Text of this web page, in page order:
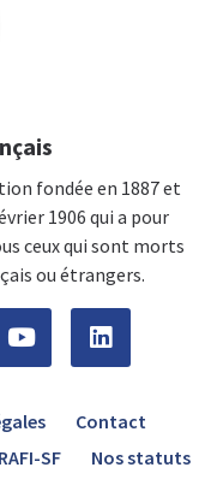
fondée en 1887 et
1906 qui a pour
ceux qui sont morts
ou étrangers.
Contact
RAFI-SF Nos statuts